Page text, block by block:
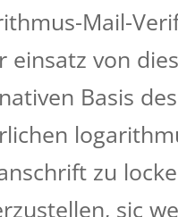
Mail-
einsatz von
Basis des
zu
sic